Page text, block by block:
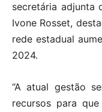
secretária adjunta
Ivone Rosset,
rede estadual
2024.
“A atual gestão
recursos para